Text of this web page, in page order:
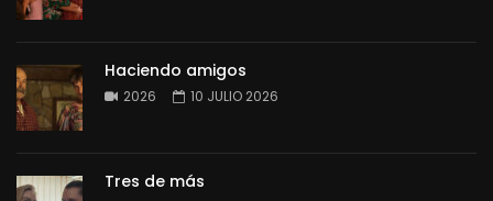
Haciendo amigos
2026 10 JULIO 2026
Tres de más